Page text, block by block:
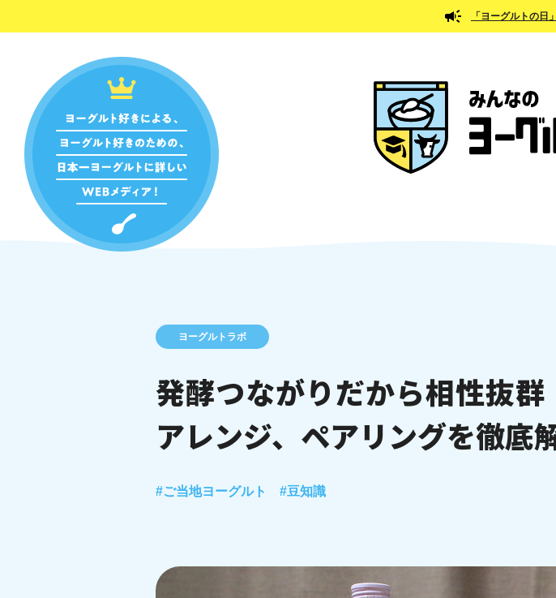
「ヨーグルトの日
発酵つながりだから相性抜
アレンジ、ペアリングを徹底
ヨーグルトラボ
#ご当地ヨーグルト #豆知識